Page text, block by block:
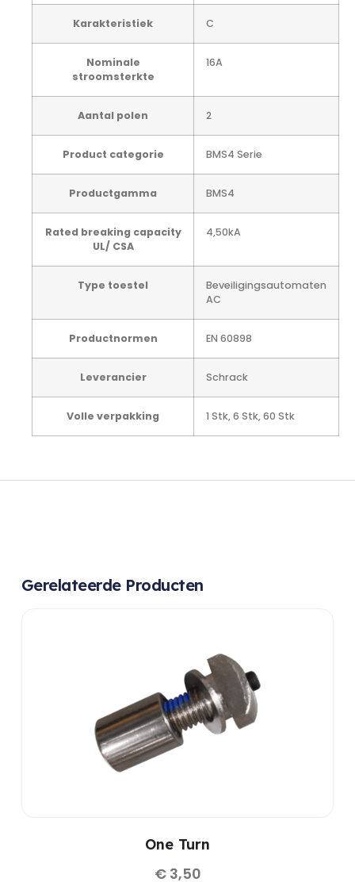
Karakteristiek C
Nominale
stroomsterkte
16A
Aantal polen 2
Product categorie BMS4 Serie
Productgamma BMS4
Rated breaking capacity
UL/ CSA
4,50kA
Type toestel
Beveiligingsautomaten
AC
Productnormen EN 60898
Leverancier Schrack
Volle verpakking 1 Stk, 6 Stk, 60 Stk
Gerelateerde Producten
One Turn
€3,50